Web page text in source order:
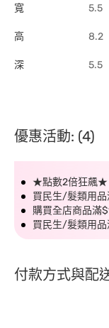
寬 5.5
高 8.2
深 5.5
優惠活動: (4)
★點數2倍狂飆★
買民生/髮類用
購買全店商品滿
買民生/髮類用
付款方式與配